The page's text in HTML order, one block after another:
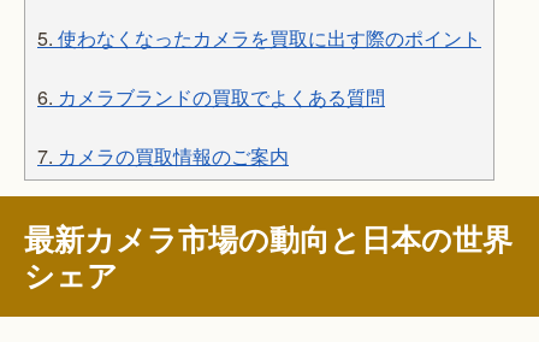
5. 使わなくなったカメラを買取に出す際のポイント
6. カメラブランドの買取でよくある質問
7. カメラの買取情報のご案内
最新カメラ市場の動向と日本の世界
シェア